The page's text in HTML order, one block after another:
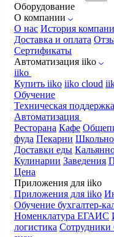
Оборудование
О компании
О нас История
Доставка и оплата
Сертификаты
Автоматизация iiko
iiko
Купить iiko iiko cloud
Обучение
Техническая поддержка
Автоматизация
Ресторана Кафе
фуда Пекарни
Доставки еды
Кулинарии Заведения
Цена
Приложения для iiko
Приложения для iiko
Обучение бухгалтер-
Номенклатура ЕГАИС
логистика Сотрудники